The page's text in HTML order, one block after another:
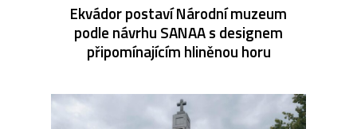
Ekvádor postaví Národní muzeum
podle návrhu SANAA s designem
připomínajícím hliněnou horu